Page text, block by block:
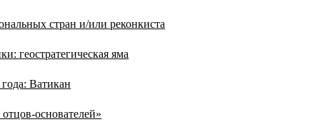
стран и/или реконкиста
геостратегическая яма
Ватикан
основателей»